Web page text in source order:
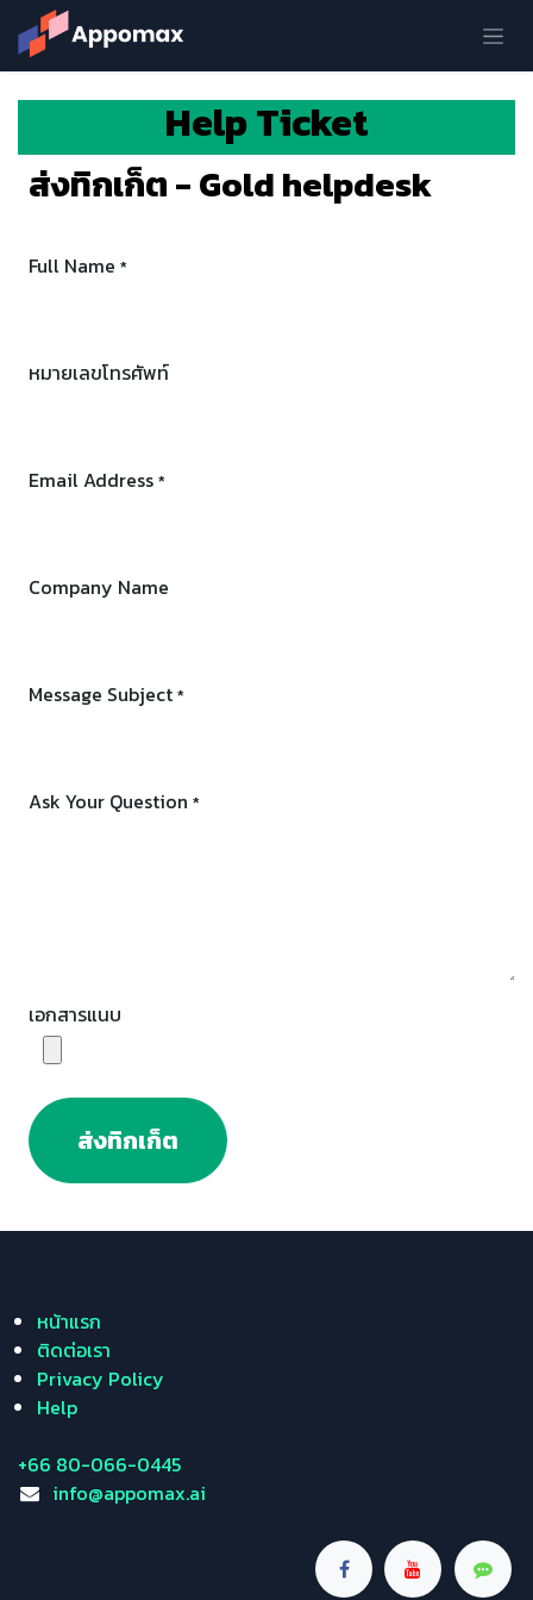
Skip to Content
Help Ticket
ส่งทิกเก็ต - Gold helpdesk
Full Name *
หมายเลขโทรศัพท์
Email Address *
Company Name
Message Subject *
Ask Your Question *
เอกสารแนบ
ส่งทิกเก็ต
หน้าแรก
ติดต่อเรา
Privacy Policy
Help
+66 80-066-0445
info@appomax.ai